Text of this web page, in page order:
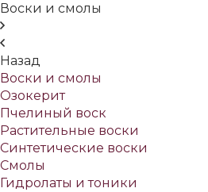
Воски и смолы
Назад
Воски и смолы
Озокерит
Пчелиный воск
Растительные воски
Синтетические воски
Смолы
Гидролаты и тоники